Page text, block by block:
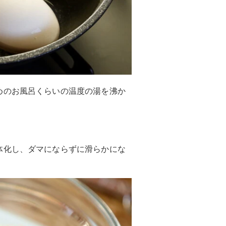
お風呂くらいの温度の湯を沸か
し、ダマにならずに滑らかにな